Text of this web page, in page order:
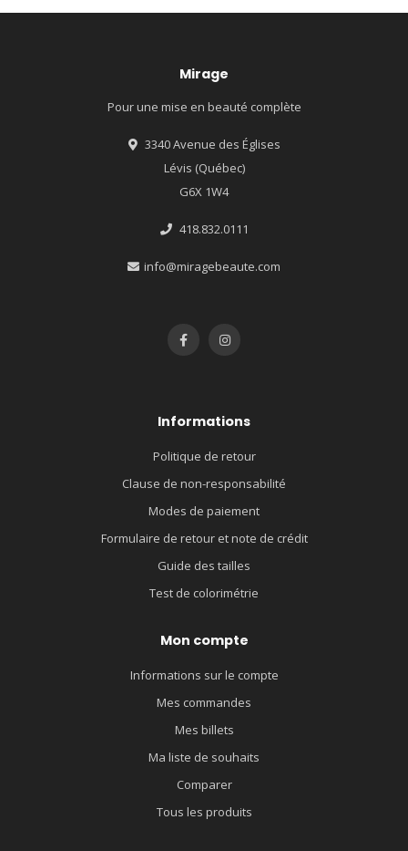
Mirage
Pour une mise en beauté complète
3340 Avenue des Églises
Lévis (Québec)
G6X 1W4
418.832.0111
info@miragebeaute.com
Informations
Politique de retour
Clause de non-responsabilité
Modes de paiement
Formulaire de retour et note de crédit
Guide des tailles
Test de colorimétrie
Mon compte
Informations sur le compte
Mes commandes
Mes billets
Ma liste de souhaits
Comparer
Tous les produits